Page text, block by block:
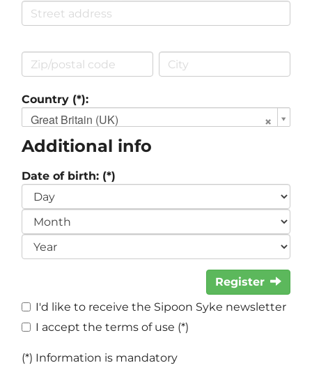
Country (*):
Great Britain (UK)
Additional info
Date of birth: (*)
Register
I'd like to receive the Sipoon Syke newsletter
I accept the terms of use (*)
(*) Information is mandatory